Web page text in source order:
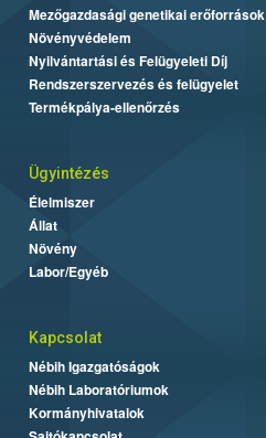
Mezőgazdasági genetikai erőforrások
Növényvédelem
Nyilvántartási és Felügyeleti Díj
Rendszerszervezés és felügyelet
Termékpálya-ellenőrzés
Ügyintézés
Élelmiszer
Állat
Növény
Labor/Egyéb
Kapcsolat
Nébih Igazgatóságok
Nébih Laboratóriumok
Kormányhivatalok